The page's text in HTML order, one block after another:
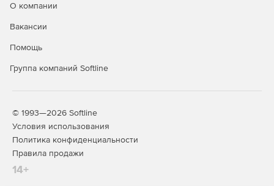
О компании
Вакансии
Помощь
Группа компаний Softline
© 1993—2026 Softline
Условия использования
Политика конфиденциальности
Правила продажи
14+